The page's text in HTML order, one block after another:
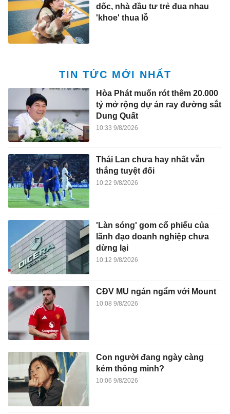
dốc, nhà đầu tư trẻ đua nhau
'khoe' thua lỗ
TIN TỨC MỚI NHẤT
Hòa Phát muốn rót thêm 20.000
tỷ mở rộng dự án ray đường sắt
Dung Quất
10:33 9/8/2026
Thái Lan chưa hay nhất vẫn
thắng tuyệt đối
10:22 9/8/2026
'Làn sóng' gom cổ phiếu của
lãnh đạo doanh nghiệp chưa
dừng lại
10:12 9/8/2026
CĐV MU ngán ngẩm với Mount
10:08 9/8/2026
Con người đang ngày càng
kém thông minh?
10:06 9/8/2026